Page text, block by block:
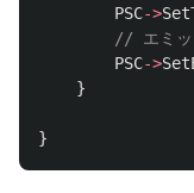
PSC->
// エミッ
PSC->
}
}